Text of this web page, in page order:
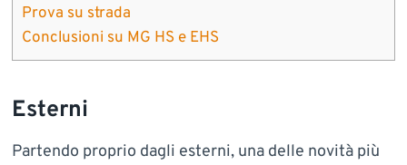
Prova su strada
Conclusioni su MG HS e EHS
Esterni
Partendo proprio dagli esterni, una delle novità più